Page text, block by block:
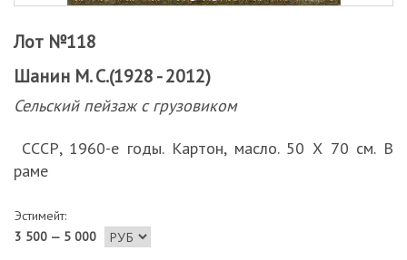
Лот №118
Шанин М. С.(1928 - 2012)
Сельский пейзаж с грузовиком
СССР, 1960-е годы. Картон, масло. 50 Х 70 см. В
раме
Эстимейт:
3 500 — 5 000